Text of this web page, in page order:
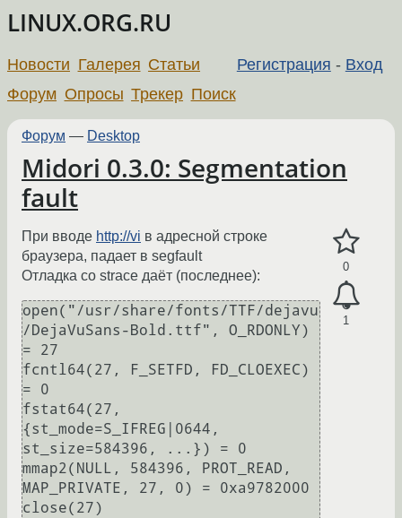
LINUX.ORG.RU
Регистрация - Вход
Новости Галерея Статьи
Форум Опросы Трекер Поиск
Форум — Desktop
Midori 0.3.0: Segmentation
fault
0
1
При вводе http://vi в адресной строке
браузера, падает в segfault
Отладка со strace даёт (последнее):
open("/usr/share/fonts/TTF/dejavu
/DejaVuSans-Bold.ttf", O_RDONLY)
= 27
fcntl64(27, F_SETFD, FD_CLOEXEC)
= 0
fstat64(27,
{st_mode=S_IFREG|0644,
st_size=584396, ...}) = 0
mmap2(NULL, 584396, PROT_READ,
MAP_PRIVATE, 27, 0) = 0xa9782000
close(27)